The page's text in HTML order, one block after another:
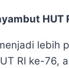
HUT
lebih
RI ke-76,